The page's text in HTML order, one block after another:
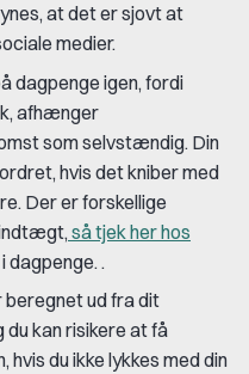
at det er sjovt at
medier.
dagpenge igen, fordi
afhænger
som selvstændig. Din
hvis det kniber med
Der er forskellige
så tjek her hos
dagpenge. .
ud fra dit
du kan risikere at få
du ikke lykkes med din